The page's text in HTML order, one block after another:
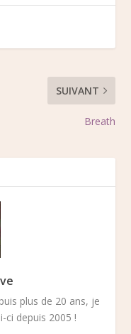
SUIVANT
Breath
plus de 20 ans, je
ci depuis 2005 !